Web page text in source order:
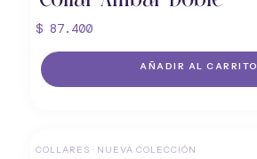
Nosotros
$ 87.400
AÑADIR AL CARRITO
COLLARES · NUEVA COLECCIÓN